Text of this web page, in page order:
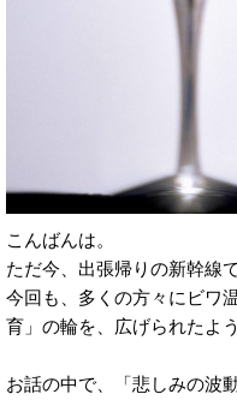
こんばんは。
ただ今、出張帰りの新幹線で
今回も、多くの方々にビワ
育」の輪を、広げられたよ
お話の中で、「悲しみの波